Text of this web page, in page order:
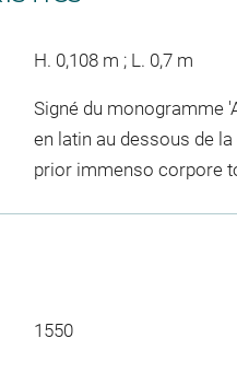
H. 0,108 m ; L. 0,7 m
Signé du monogramme
en latin au dessous de
prior immenso corpore
1550